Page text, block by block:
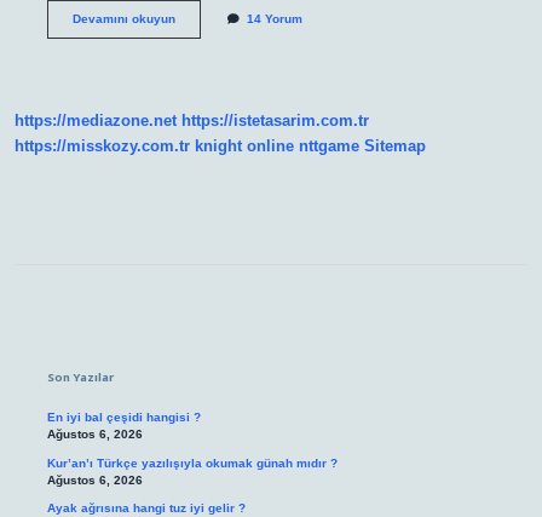
Devamını okuyunTükürük
14 Yorum
https://mediazone.net https://istetasarim.com.tr
https://misskozy.com.tr knight online nttgame Sitemap
Son Yazılar
En iyi bal çeşidi hangisi ?
Ağustos 6, 2026
Kur’an’ı Türkçe yazılışıyla okumak günah mıdır ?
Ağustos 6, 2026
Ayak ağrısına hangi tuz iyi gelir ?